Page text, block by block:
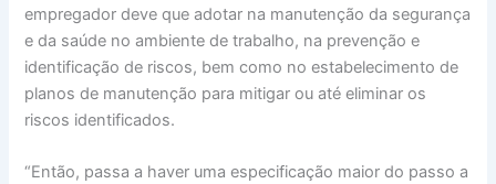
empregador deve que adotar na manutenção da segurança
e da saúde no ambiente de trabalho, na prevenção e
identificação de riscos, bem como no estabelecimento de
planos de manutenção para mitigar ou até eliminar os
riscos identificados.
“Então, passa a haver uma especificação maior do passo a